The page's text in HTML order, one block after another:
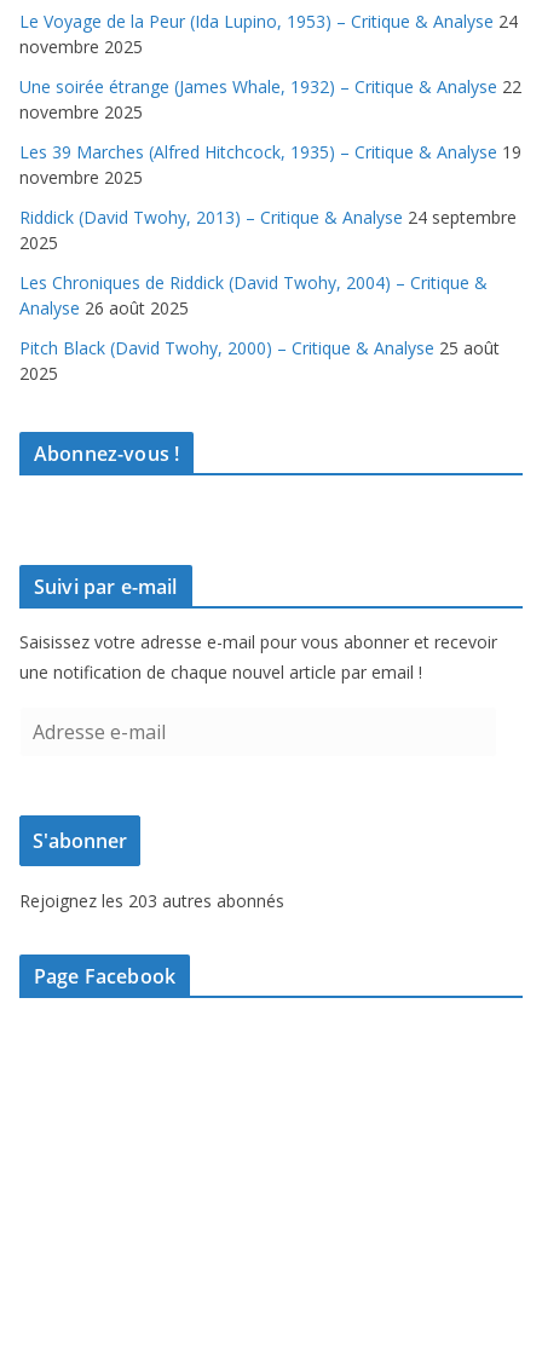
Le Voyage de la Peur (Ida Lupino, 1953) – Critique & Analyse 24
novembre 2025
Une soirée étrange (James Whale, 1932) – Critique & Analyse 22
novembre 2025
Les 39 Marches (Alfred Hitchcock, 1935) – Critique & Analyse 19
novembre 2025
Riddick (David Twohy, 2013) – Critique & Analyse 24 septembre
2025
Les Chroniques de Riddick (David Twohy, 2004) – Critique &
Analyse 26 août 2025
Pitch Black (David Twohy, 2000) – Critique & Analyse 25 août
2025
Abonnez-vous !
Suivi par e-mail
Saisissez votre adresse e-mail pour vous abonner et recevoir
une notification de chaque nouvel article par email !
e
s
e
-
m
S'abonner
Rejoignez les 203 autres abonnés
Page Facebook